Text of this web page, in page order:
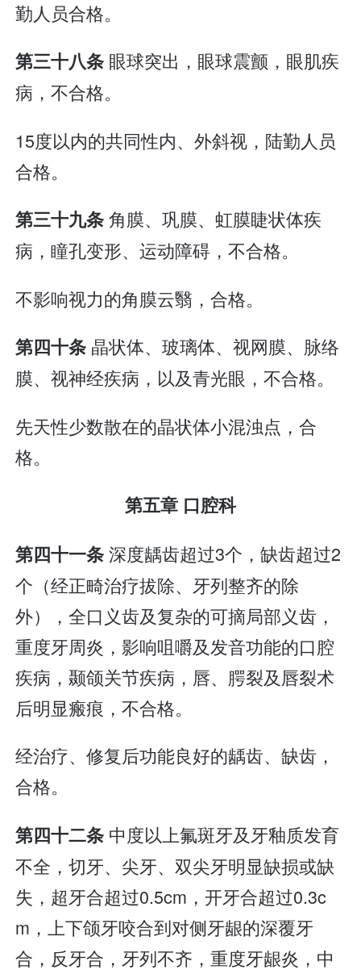
勤人员合格。
第三十八条 眼球突出，眼球震颤，眼肌疾
病，不合格。
15度以内的共同性内、外斜视，陆勤人员
合格。
第三十九条角膜、巩膜、虹膜睫状体疾
病，瞳孔变形、运动障碍，不合格。
不影响视力的角膜云翳，合格。
第四十条 晶状体、玻璃体、视网膜、脉络
膜、视神经疾病，以及青光眼，不合格。
先天性少数散在的晶状体小混浊点，合
格。
第五章 口腔科
第四十一条深度龋齿超过3个，缺齿超过2
个（经正畸治疗拔除、牙列整齐的除
外），全口义齿及复杂的可摘局部义齿，
重度牙周炎，影响咀嚼及发音功能的口腔
疾病，颞颌关节疾病，唇、腭裂及唇裂术
后明显瘢痕，不合格。
经治疗、修复后功能良好的龋齿、缺齿，
合格。
第四十二条 中度以上氟斑牙及牙釉质发育
不全，切牙、尖牙、双尖牙明显缺损或缺
失，超牙合超过0.5cm，开牙合超过0.3c
m，上下颌牙咬合到对侧牙龈的深覆牙
合，反牙合，牙列不齐，重度牙龈炎，中